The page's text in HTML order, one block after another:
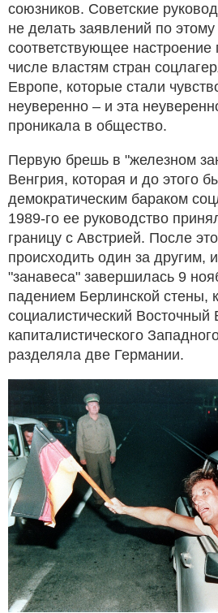
союзников. Советские
не делать заявлений по
соответствующее
числе властям стран
Европе, которые стали
неуверенно – и эта
проникала в общество.
Первую брешь в "железном
Венгрия, которая и до этого
демократическим бараком
1989-го ее руководство
границу с Австрией. После
происходить один за другим,
"занавеса" завершилась 9
падением Берлинской стены,
социалистический Восточный
капиталистического
разделяла две Германии.